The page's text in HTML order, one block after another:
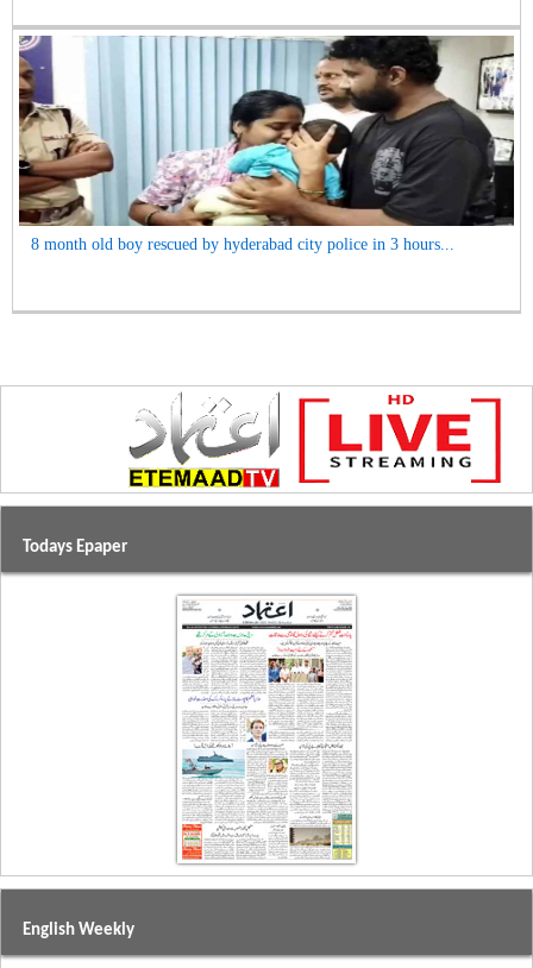
8 month old boy rescued by hyderabad city police in 3 hours...
Todays Epaper
English Weekly